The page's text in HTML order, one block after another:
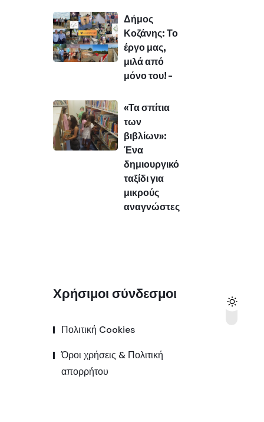
Δήμος
Κοζάνης: Το
έργο μας,
μιλά από
μόνο του! –
«Τα σπίτια
των
βιβλίων»:
Ένα
δημιουργικό
ταξίδι για
μικρούς
αναγνώστες
Χρήσιμοι σύνδεσμοι
Πολιτική Cookies
Όροι χρήσεις & Πολιτική
απορρήτου